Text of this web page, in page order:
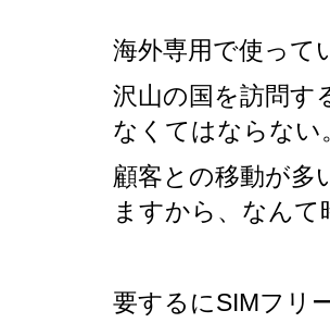
海外専用で使って
沢山の国を訪問す
なくてはならな
顧客との移動が多
ますから、なん
要するにSIMフリ